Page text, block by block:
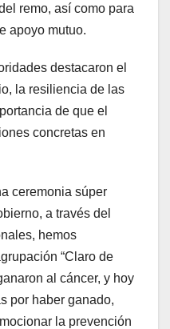
remo, así como para
apoyo mutuo.
destacaron el
la resiliencia de las
de que el
concretas en
ceremonia súper
a través del
hemos
“Claro de
al cáncer, y hoy
por haber ganado,
la prevención